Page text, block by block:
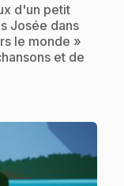
d'un petit
Josée dans
le monde »
et de